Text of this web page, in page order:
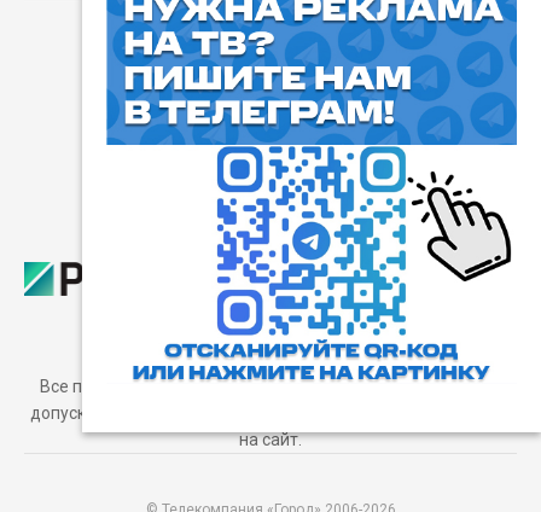
Пользовательское соглашение
Все права защищены. Любое использование материалов
допускается только с согласия редакции, а также с ссылкой
на сайт.